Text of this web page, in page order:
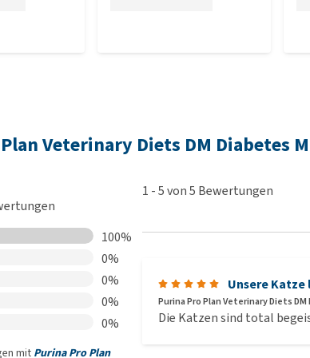
Veterinary Diets DM Diabetes
100%
0%
0%
0%
0%
mit Purina Pro Plan
1 -5von5 Bewertungen
Unsere Katze
Purina Pro Plan Veterinary Diets
Die Katzen sind total